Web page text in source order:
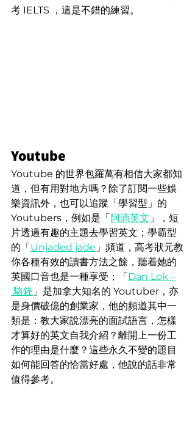
考 IELTS ，這是不錯的練習。
Youtube
Youtube 的世界包羅萬有相信大家都知
道，但有用對地方嗎？除了訂閱一些娛
樂資訊外，也可以追蹤「學習型」的
Youtubers，例如是「阿滴英文 」，短
片透過有趣的主題去學習英文；學霸型
的「Unjaded jade 」頻道，高考狀元教
你各種有效的讀書方法之餘，聽着她的
英國口音也是一種享受；「Dan Lok –
駱鋒 」是加拿大知名的 Youtuber，亦
是身價破億的創業家，他的頻道其中一
類是：教大家說漂亮的面試語言，怎樣
才算好的英文自我介紹？離開上一份工
作的理由是什麼？這些永久不變的題目
如何能回答的恰當好處，他說的話非常
值得參考。